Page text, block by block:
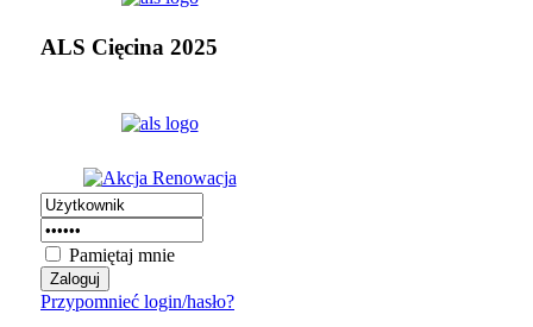
ALS Cięcina 2025
Pamiętaj mnie
Przypomnieć login/hasło?